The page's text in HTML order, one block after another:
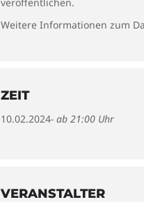
Weitere Informationen zum
ZEIT
10.02.2024- ab 21:00 Uhr
VERANSTALTER